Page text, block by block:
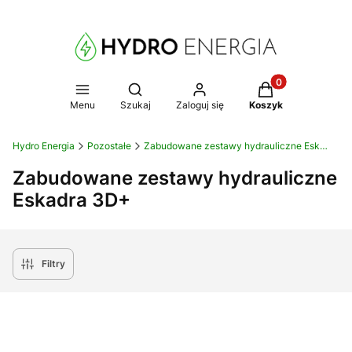
Menu
Otwórz wyszukiwarkę
Szukaj Zaloguj się
Produkty w
Koszyk
Hydro Energia Pozostałe Zabudowane zestawy hydrauliczne Eskadra
Zabudowane zestawy hydrauliczne
Eskadra 3D+
Filtry